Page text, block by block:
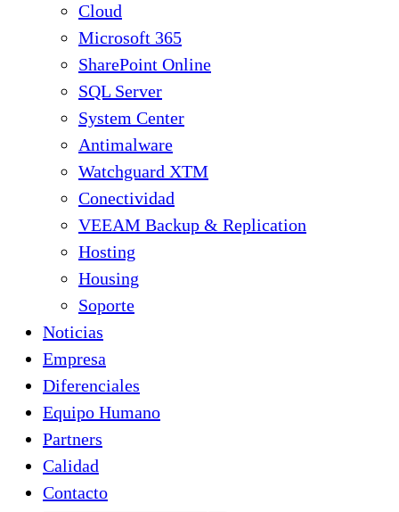
Cloud
Microsoft 365
SharePoint Online
SQL Server
System Center
Antimalware
Watchguard XTM
Conectividad
VEEAM Backup & Replication
Hosting
Housing
Soporte
Noticias
Empresa
Diferenciales
Equipo Humano
Partners
Calidad
Contacto